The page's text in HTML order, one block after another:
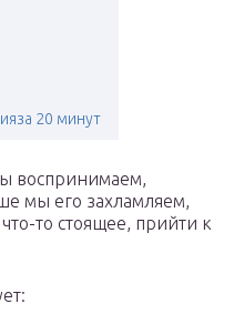
20 минут
воспринимаем,
мы его захламляем,
то стоящее, прийти к